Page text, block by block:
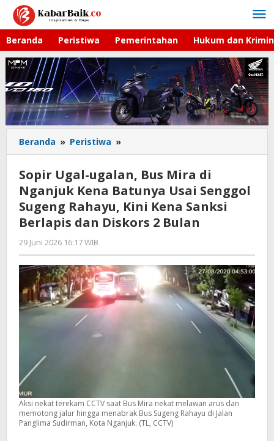
Lewati
konten
Beranda Peristiwa Pemerintahan Hukum dan
Beranda » Peristiwa »
Ugal-
Bus
Mira
di
Nganjuk
Usai
Senggol
Sugeng
Rahayu,
Kini
Sanksi
Bulan
Sopir Ugal-ugalan, Bus Mira di
Nganjuk Kena Batunya Usai Senggol
Sugeng Rahayu, Kini Kena Sanksi
Berlapis dan Diskors 2 Bulan
29 Juni 2026 16:17 WIB
Gagah
Saputra
Aksi nekat terekam CCTV saat Bus Mira nekat melawan arus dan
memotong jalur hingga menabrak Bus Sugeng Rahayu di Jalan
Panglima Sudirman, Kota Nganjuk. (TL, CCTV)